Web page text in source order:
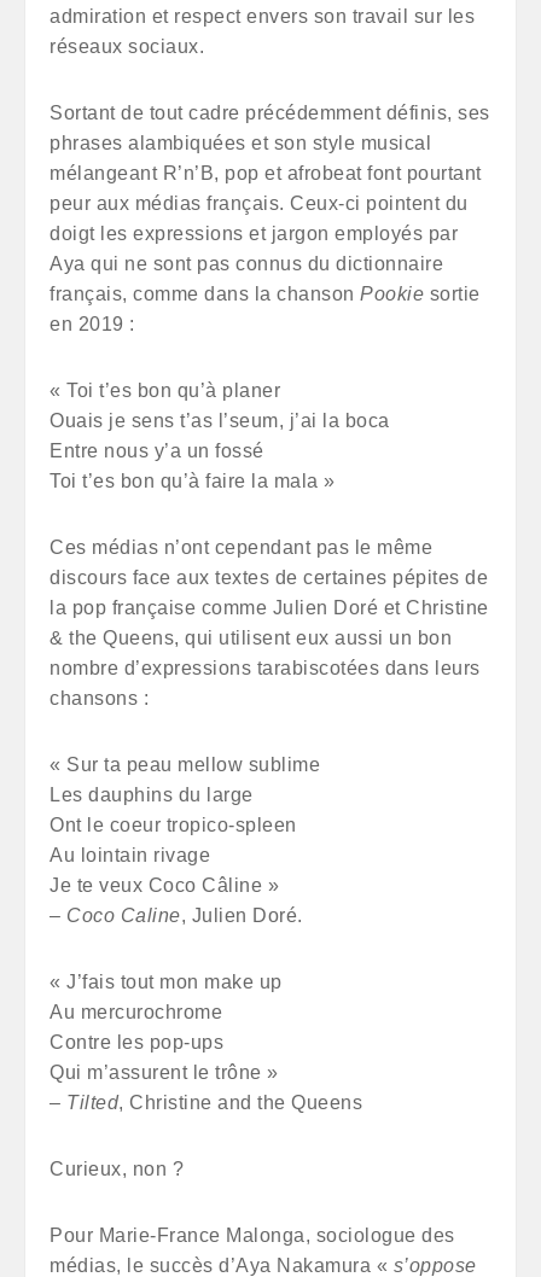
admiration et respect envers son travail sur les
réseaux sociaux.
Sortant de tout cadre précédemment définis, ses
phrases alambiquées et son style musical
mélangeant R’n’B, pop et afrobeat font pourtant
peur aux médias français. Ceux-ci pointent du
doigt les expressions et jargon employés par
Aya qui ne sont pas connus du dictionnaire
français, comme dans la chanson Pookie sortie
en 2019 :
« Toi t’es bon qu’à planer
Ouais je sens t’as l’seum, j’ai la boca
Entre nous y’a un fossé
Toi t’es bon qu’à faire la mala »
Ces médias n’ont cependant pas le même
discours face aux textes de certaines pépites de
la pop française comme Julien Doré et Christine
& the Queens, qui utilisent eux aussi un bon
nombre d’expressions tarabiscotées dans leurs
chansons :
« Sur ta peau mellow sublime
Les dauphins du large
Ont le coeur tropico-spleen
Au lointain rivage
Je te veux Coco Câline »
– Coco Caline, Julien Doré.
« J’fais tout mon make up
Au mercurochrome
Contre les pop-ups
Qui m’assurent le trône »
– Tilted, Christine and the Queens
Curieux, non ?
Pour Marie-France Malonga, sociologue des
médias, le succès d’Aya Nakamura « s’oppose